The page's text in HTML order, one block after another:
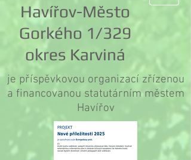
Havířov-Město
Gorkého 1/329
okres Karviná
je příspěvkovou organizací zřízenou
a financovanou statutárním městem
Havířov